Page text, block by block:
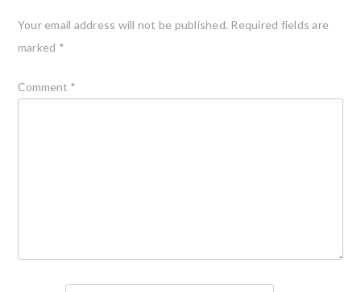
Your email address will not be published. Required fields are
marked *
Comment *